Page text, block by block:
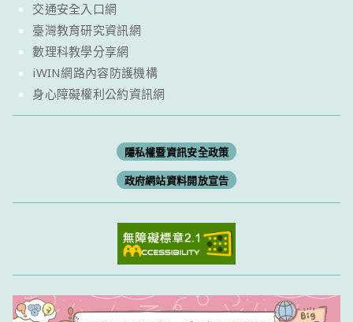
交通安全入口網
臺灣教育研究資訊網
數理科教學分享網
iWIN網路內容防護機構
身心障礙權利公約資訊網
隱私權暨資訊安全政策
政府網站資料開放宣告